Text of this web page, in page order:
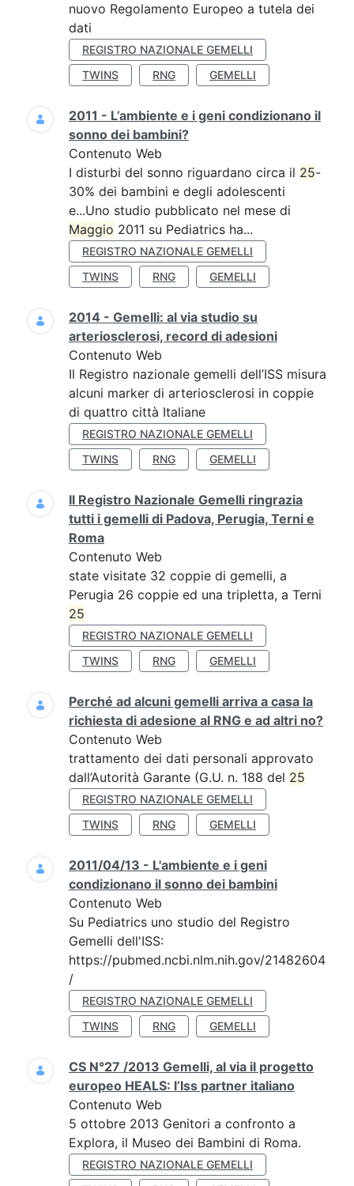
nuovo Regolamento Europeo a tutela dei
dati
REGISTRO NAZIONALE GEMELLI
TWINS
RNG GEMELLI
2011 - L’ambiente e i geni condizionano il
sonno dei bambini?
Contenuto Web
I disturbi del sonno riguardano circa il 25-
30% dei bambini e degli adolescenti
e...Uno studio pubblicato nel mese di
Maggio 2011 su Pediatrics ha...
REGISTRO NAZIONALE GEMELLI
TWINS
RNG GEMELLI
2014 - Gemelli: al via studio su
arteriosclerosi, record di adesioni
Contenuto Web
Il Registro nazionale gemelli dell’ISS misura
alcuni marker di arteriosclerosi in coppie
di quattro città Italiane
REGISTRO NAZIONALE GEMELLI
TWINS
RNG GEMELLI
Il Registro Nazionale Gemelli ringrazia
tutti i gemelli di Padova, Perugia, Terni e
Roma
Contenuto Web
state visitate 32 coppie di gemelli, a
Perugia 26 coppie ed una tripletta, a Terni
25
REGISTRO NAZIONALE GEMELLI
TWINS
RNG GEMELLI
Perché ad alcuni gemelli arriva a casa la
richiesta di adesione al RNG e ad altri no?
Contenuto Web
trattamento dei dati personali approvato
dall’Autorità Garante (G.U. n. 188 del 25
REGISTRO NAZIONALE GEMELLI
TWINS
RNG GEMELLI
2011/04/13 - L'ambiente e i geni
condizionano il sonno dei bambini
Contenuto Web
Su Pediatrics uno studio del Registro
Gemelli dell'ISS:
https://pubmed.ncbi.nlm.nih.gov/21482604
/
REGISTRO NAZIONALE GEMELLI
TWINS
RNG GEMELLI
CS N°27 /2013 Gemelli, al via il progetto
europeo HEALS: l’Iss partner italiano
Contenuto Web
5 ottobre 2013 Genitori a confronto a
Explora, il Museo dei Bambini di Roma.
REGISTRO NAZIONALE GEMELLI